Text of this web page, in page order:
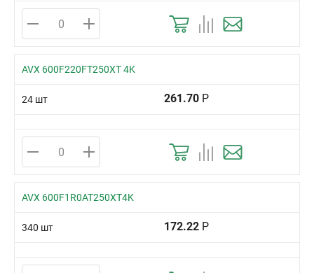
AVX 600F220FT250XT 4K
24 шт 261.70 Р
AVX 600F1R0AT250XT4K
340 шт 172.22 Р